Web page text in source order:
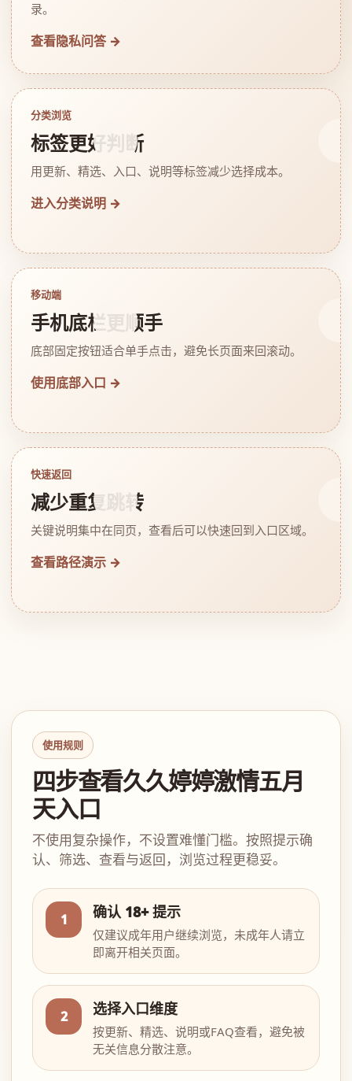
录。
查看隐私问答 →
分类浏览
标签更好判断
用更新、精选、入口、说明等标签减少选择成本。
进入分类说明 →
移动端
手机底栏更顺手
底部固定按钮适合单手点击，避免长页面来回滚动。
使用底部入口 →
快速返回
减少重复跳转
关键说明集中在同页，查看后可以快速回到入口区域。
查看路径演示 →
使用规则
四步查看久久婷婷激情五月
天入口
不使用复杂操作，不设置难懂门槛。按照提示确
认、筛选、查看与返回，浏览过程更稳妥。
1 确认 18+ 提示
仅建议成年用户继续浏览，未成年人请立
即离开相关页面。
2 选择入口维度
按更新、精选、说明或FAQ查看，避免被
无关信息分散注意。